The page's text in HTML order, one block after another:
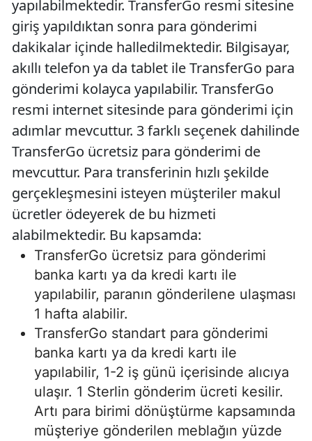
yapılabilmektedir. TransferGo resmi sitesine
giriş yapıldıktan sonra para gönderimi
dakikalar içinde halledilmektedir. Bilgisayar,
akıllı telefon ya da tablet ile TransferGo para
gönderimi kolayca yapılabilir. TransferGo
resmi internet sitesinde para gönderimi için
adımlar mevcuttur. 3 farklı seçenek dahilinde
TransferGo ücretsiz para gönderimi de
mevcuttur. Para transferinin hızlı şekilde
gerçekleşmesini isteyen müşteriler makul
ücretler ödeyerek de bu hizmeti
alabilmektedir. Bu kapsamda:
TransferGo ücretsiz para gönderimi
banka kartı ya da kredi kartı ile
yapılabilir, paranın gönderilene ulaşması
1 hafta alabilir.
TransferGo standart para gönderimi
banka kartı ya da kredi kartı ile
yapılabilir, 1-2 iş günü içerisinde alıcıya
ulaşır. 1 Sterlin gönderim ücreti kesilir.
Artı para birimi dönüştürme kapsamında
müşteriye gönderilen meblağın yüzde